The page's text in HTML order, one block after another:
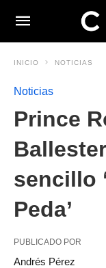
INICIO NOTICIAS
Noticias
Prince
sencillo
Peda’
PUBLICADO POR
Andrés Pérez